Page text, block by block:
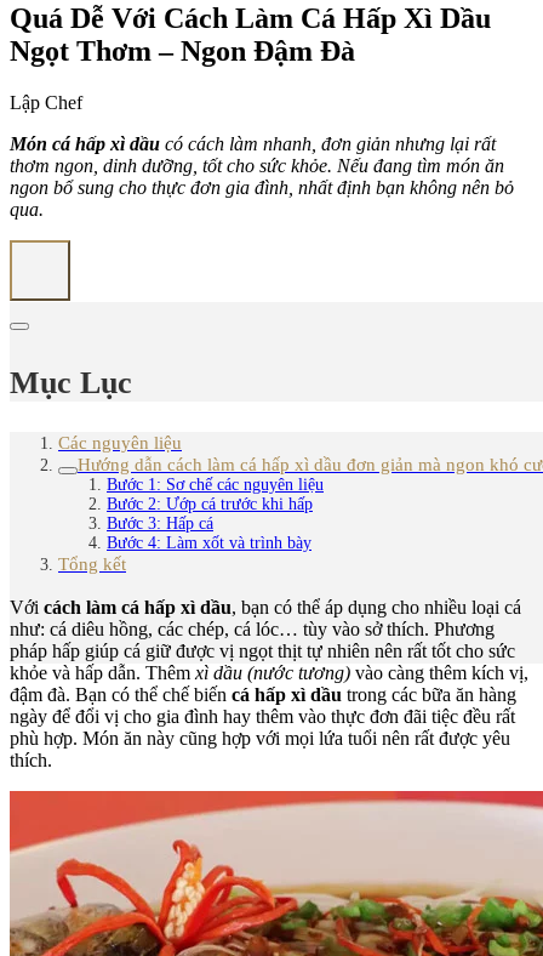
Quá Dễ Với Cách Làm Cá Hấp Xì Dầu
Ngọt Thơm – Ngon Đậm Đà
Lập Chef
Món cá hấp xì dầu có cách làm nhanh, đơn giản nhưng lại rất
thơm ngon, dinh dưỡng, tốt cho sức khỏe. Nếu đang tìm món ăn
ngon bổ sung cho thực đơn gia đình, nhất định bạn không nên bỏ
qua.
Mục Lục
Các nguyên liệu
Hướng dẫn cách làm cá hấp xì dầu đơn giản mà ngon khó
Bước 1: Sơ chế các nguyên liệu
Bước 2: Ướp cá trước khi hấp
Bước 3: Hấp cá
Bước 4: Làm xốt và trình bày
Tổng kết
Với cách làm cá hấp xì dầu, bạn có thể áp dụng cho nhiều loại cá
như: cá diêu hồng, các chép, cá lóc… tùy vào sở thích. Phương
pháp hấp giúp cá giữ được vị ngọt thịt tự nhiên nên rất tốt cho sức
khỏe và hấp dẫn. Thêm xì dầu (nước tương) vào càng thêm kích vị,
đậm đà. Bạn có thể chế biến cá hấp xì dầu trong các bữa ăn hàng
ngày để đổi vị cho gia đình hay thêm vào thực đơn đãi tiệc đều rất
phù hợp. Món ăn này cũng hợp với mọi lứa tuổi nên rất được yêu
thích.